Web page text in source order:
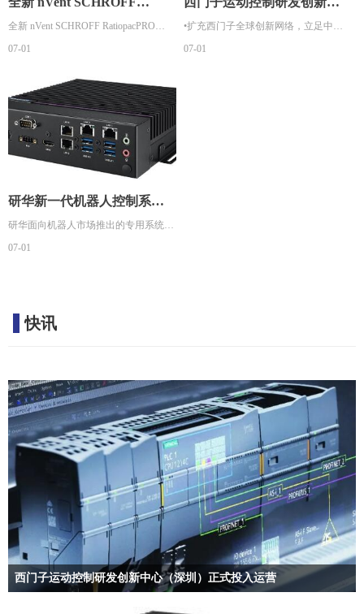
快讯
西门子运动控制研发创新中心（深圳）正式投入运营
RatiopacPRO Style 桌面机箱
全新 nVent SCHROFF RatiopacPRO
Style 桌面机箱可为测试测量应用场景快
07-01
心（深圳）正式投入运营
•扩充西门子全球创新网络，立足中国
服务全球市场
07-01
研华新一代机器人控制系统
AFE-R770震撼问世
研华面向机器人市场推出的专用系统
AFE-R770，考虑了尺寸、工作温度、
摄像头、IMU、车辆和电池等重要组
能、SLAM和导航工具，为开发人员提
供了一个快速和友好的硬件和软件开发
环境。
07-01